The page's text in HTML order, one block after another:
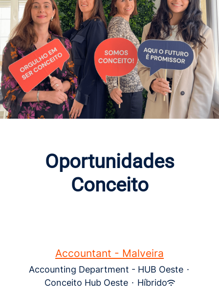
Oportunidades
Conceito
Accountant - Malveira
Accounting Department - HUB Oeste ·
Conceito Hub Oeste · Híbrido